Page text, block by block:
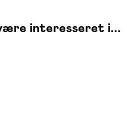
interesseret i...